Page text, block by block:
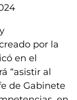
por la
en el
“asistir al
de Gabinete